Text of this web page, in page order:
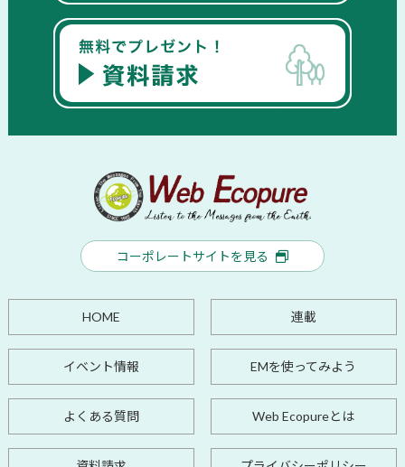
コーポレートサイトを見る
HOME 連載
イベント情報 EMを使ってみよう
よくある質問 Web Ecopureとは